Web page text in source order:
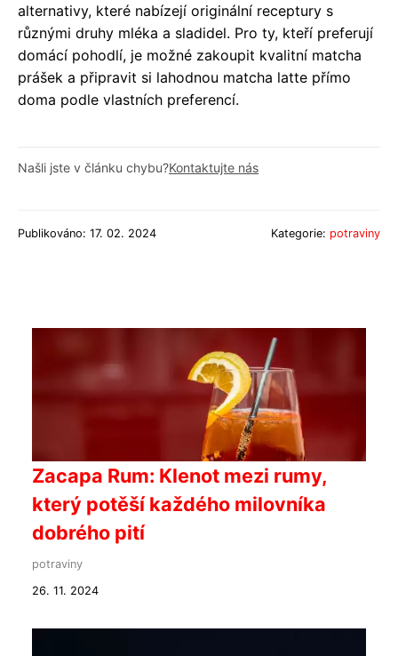
alternativy, které nabízejí originální receptury s
různými druhy mléka a sladidel. Pro ty, kteří preferují
domácí pohodlí, je možné zakoupit kvalitní matcha
prášek a připravit si lahodnou matcha latte přímo
doma podle vlastních preferencí.
Našli jste v článku chybu?Kontaktujte nás
Publikováno: 17. 02. 2024 Kategorie: potraviny
Zacapa Rum: Klenot mezi rumy,
který potěší každého milovníka
dobrého pití
potraviny
26. 11. 2024